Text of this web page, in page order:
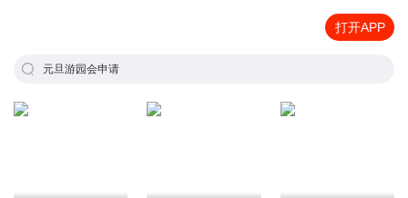
打开APP
元旦游园会申请